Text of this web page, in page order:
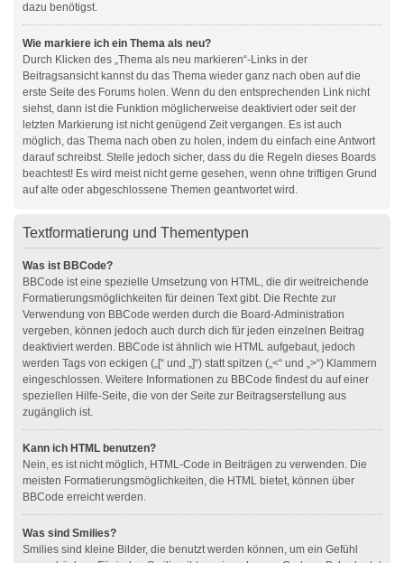
dazu benötigst.
Wie markiere ich ein Thema als neu?
Durch Klicken des „Thema als neu markieren“-Links in der
Beitragsansicht kannst du das Thema wieder ganz nach oben auf die
erste Seite des Forums holen. Wenn du den entsprechenden Link nicht
siehst, dann ist die Funktion möglicherweise deaktiviert oder seit der
letzten Markierung ist nicht genügend Zeit vergangen. Es ist auch
möglich, das Thema nach oben zu holen, indem du einfach eine Antwort
darauf schreibst. Stelle jedoch sicher, dass du die Regeln dieses Boards
beachtest! Es wird meist nicht gerne gesehen, wenn ohne triftigen Grund
auf alte oder abgeschlossene Themen geantwortet wird.
Textformatierung und Thementypen
Was ist BBCode?
BBCode ist eine spezielle Umsetzung von HTML, die dir weitreichende
Formatierungsmöglichkeiten für deinen Text gibt. Die Rechte zur
Verwendung von BBCode werden durch die Board-Administration
vergeben, können jedoch auch durch dich für jeden einzelnen Beitrag
deaktiviert werden. BBCode ist ähnlich wie HTML aufgebaut, jedoch
werden Tags von eckigen („[“ und „]“) statt spitzen („<“ und „>“) Klammern
eingeschlossen. Weitere Informationen zu BBCode findest du auf einer
speziellen Hilfe-Seite, die von der Seite zur Beitragserstellung aus
zugänglich ist.
Kann ich HTML benutzen?
Nein, es ist nicht möglich, HTML-Code in Beiträgen zu verwenden. Die
meisten Formatierungsmöglichkeiten, die HTML bietet, können über
BBCode erreicht werden.
Was sind Smilies?
Smilies sind kleine Bilder, die benutzt werden können, um ein Gefühl